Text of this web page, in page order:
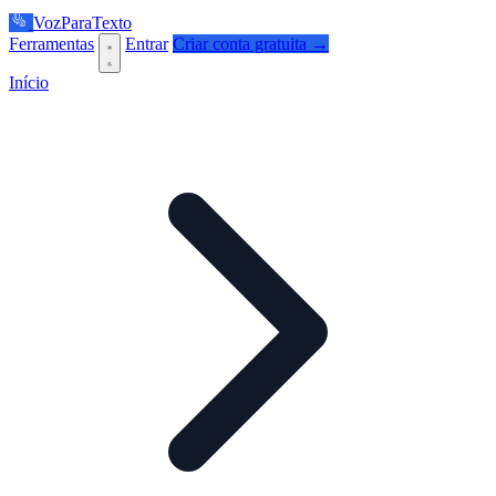
VozParaTexto
Ferramentas
Entrar Criar conta gratuita →
Início